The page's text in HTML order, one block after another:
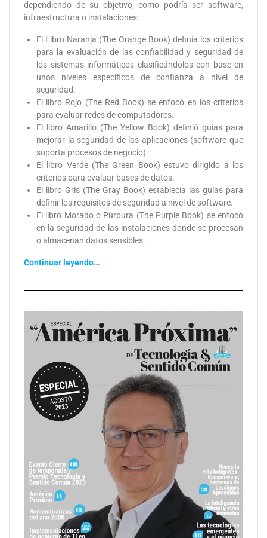
dependiendo de su objetivo, como podría ser software,
infraestructura o instalaciones:
El Libro Naranja (The Orange Book) definía los criterios
para la evaluación de las confiabilidad y seguridad de
los sistemas informáticos clasificándolos con base en
unos niveles específicos de confianza a nivel de
seguridad.
El libro Rojo (The Red Book) se enfocó en los criterios
para evaluar redes de computadores.
El libro Amarillo (The Yellow Book) definió guías para
mejorar la seguridad de las aplicaciones (software que
soporta procesos de negocio).
El libro Verde (The Green Book) estuvo dirigido a los
criterios para evaluar bases de datos.
El libro Gris (The Gray Book) establecía las guías para
definir los requisitos de seguridad a nivel de software.
El libro Morado o Púrpura (The Purple Book) se enfocó
en la seguridad de las instalaciones donde se procesan
o almacenan datos sensibles.
Continuar leyendo…